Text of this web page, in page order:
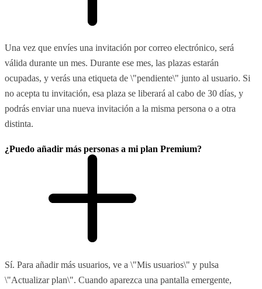
Una vez que envíes una invitación por correo electrónico, será
válida durante un mes. Durante ese mes, las plazas estarán
ocupadas, y verás una etiqueta de \"pendiente\" junto al usuario. Si
no acepta tu invitación, esa plaza se liberará al cabo de 30 días, y
podrás enviar una nueva invitación a la misma persona o a otra
distinta.
¿Puedo añadir más personas a mi plan Premium?
Sí. Para añadir más usuarios, ve a \"Mis usuarios\" y pulsa
\"Actualizar plan\". Cuando aparezca una pantalla emergente,